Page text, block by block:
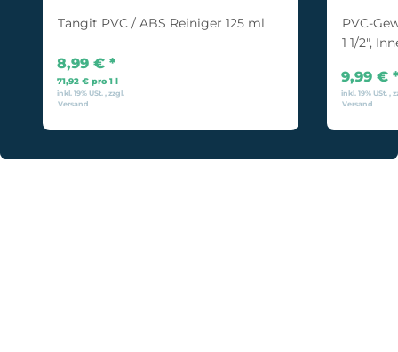
Tangit PVC / ABS Reiniger 125 ml
8,99 € *
71,92 € pro 1 l
inkl. 19% USt. , zzgl.
Versand
PVC-
1 1/2",
9,99 € *
inkl. 19% USt. ,
Versand